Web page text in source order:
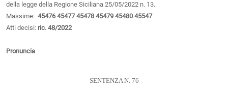
della legge della Regione Siciliana 25/05/2022 n. 13.
Massime: 45476 45477 45478 45479 45480 45547
Atti decisi: ric. 48/2022
Pronuncia
SENTENZA N. 76